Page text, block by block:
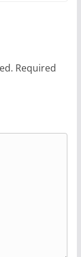
Required